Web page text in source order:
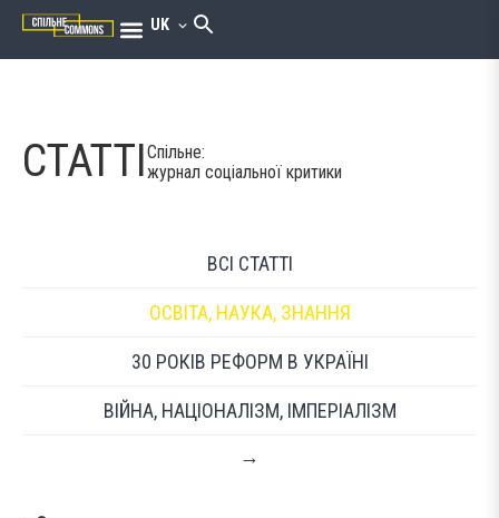
UK
СТАТТІСпільне:
журнал соціальної критики
ВСІ СТАТТІ
ОСВІТА, НАУКА, ЗНАННЯ
30 РОКІВ РЕФОРМ В УКРАЇНІ
ВІЙНА, НАЦІОНАЛІЗМ, ІМПЕРІАЛІЗМ
→